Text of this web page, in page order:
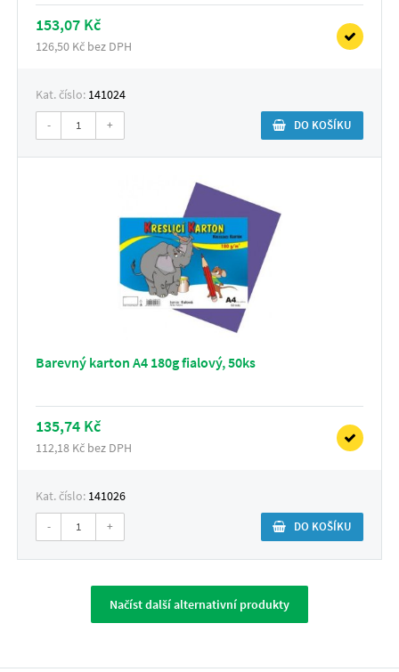
153,07 Kč
126,50 Kč bez DPH
Kat. číslo: 141024
- + DO KOŠÍKU
Barevný karton A4 180g fialový, 50ks
135,74 Kč
112,18 Kč bez DPH
Kat. číslo: 141026
- + DO KOŠÍKU
Načíst další alternativní produkty